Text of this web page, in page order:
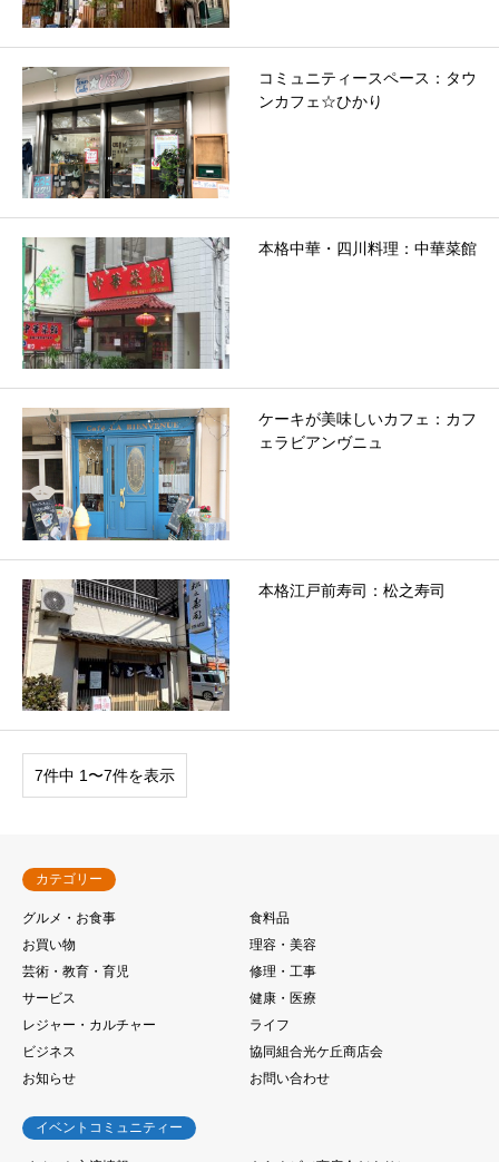
コミュニティースペース：タウ
ンカフェ☆ひかり
本格中華・四川料理：中華菜館
ケーキが美味しいカフェ：カフ
ェラビアンヴニュ
本格江戸前寿司：松之寿司
7件中 1〜7件を表示
カテゴリー
グルメ・お食事
食料品
お買い物
理容・美容
芸術・教育・育児
修理・工事
サービス
健康・医療
レジャー・カルチャー
ライフ
ビジネス
協同組合光ケ丘商店会
お知らせ
お問い合わせ
イベントコミュニティー